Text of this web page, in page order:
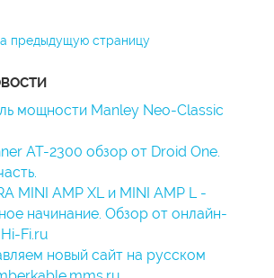
предыдущую страницу
мощности Manley Neo-Classic
AT-2300 обзор от Droid One.
MINI AMP XL и MINI AMP L -
начинание. Обзор от онлайн-
Fi.ru
новый сайт на русском